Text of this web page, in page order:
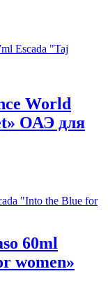
World
ОАЭ для
60ml
women»